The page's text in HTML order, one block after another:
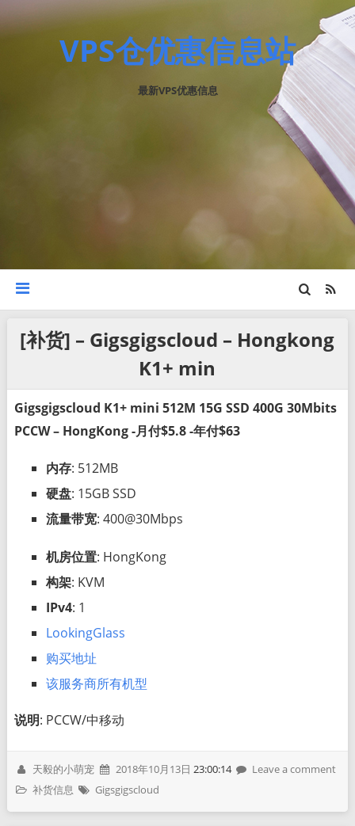
VPS仓优惠信息站
最新VPS优惠信息
[补货] – Gigsgigscloud – Hongkong
K1+ min
Gigsgigscloud K1+ mini 512M 15G SSD 400G 30Mbits
PCCW – HongKong -月付$5.8 -年付$63
内存: 512MB
硬盘: 15GB SSD
流量带宽: 400@30Mbps
机房位置: HongKong
构架: KVM
IPv4: 1
LookingGlass
购买地址
该服务商所有机型
说明: PCCW/中移动
天毅的小萌宠 2018年10月13日 23:00:14
Leave a comment
补货信息
Gigsgigscloud